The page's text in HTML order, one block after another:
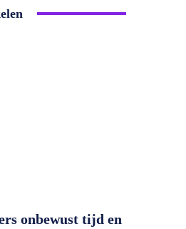
onbewust tijd en